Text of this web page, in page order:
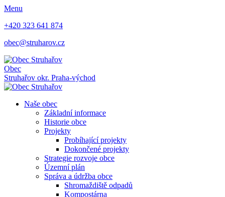
Menu
+420 323 641 874
obec@struharov.cz
Obec
Struhařov okr. Praha-východ
Naše obec
Základní informace
Historie obce
Projekty
Probíhající projekty
Dokončené projekty
Strategie rozvoje obce
Územní plán
Správa a údržba obce
Shromaždiště odpadů
Kompostárna